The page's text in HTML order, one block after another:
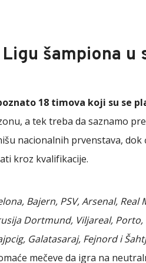
šampiona u
18 timova koji su se
a tek treba da saznamo
nacionalnih prvenstava, dok
kroz kvalifikacije.
Bajern, PSV, Arsenal, Real
Dortmund, Viljareal,
Galatasaraj, Fejnord i
mečeve da igra na